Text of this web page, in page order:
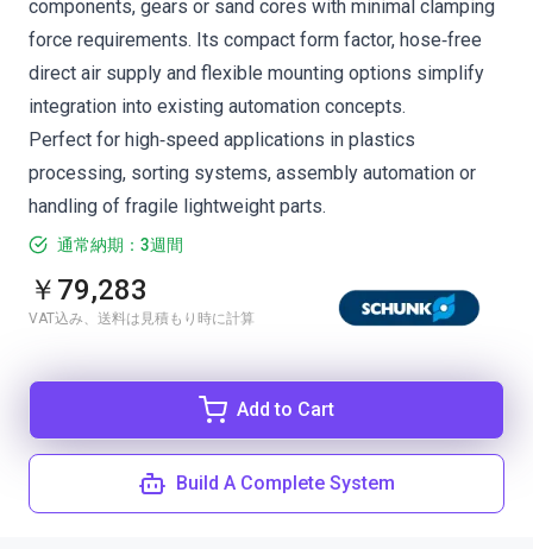
components, gears or sand cores with minimal clamping
force requirements. Its compact form factor, hose‑free
direct air supply and flexible mounting options simplify
integration into existing automation concepts.
Perfect for high‑speed applications in plastics
processing, sorting systems, assembly automation or
handling of fragile lightweight parts.
通常納期：3週間
￥79,283
VAT込み、送料は見積もり時に計算
Add to Cart
Build A Complete System